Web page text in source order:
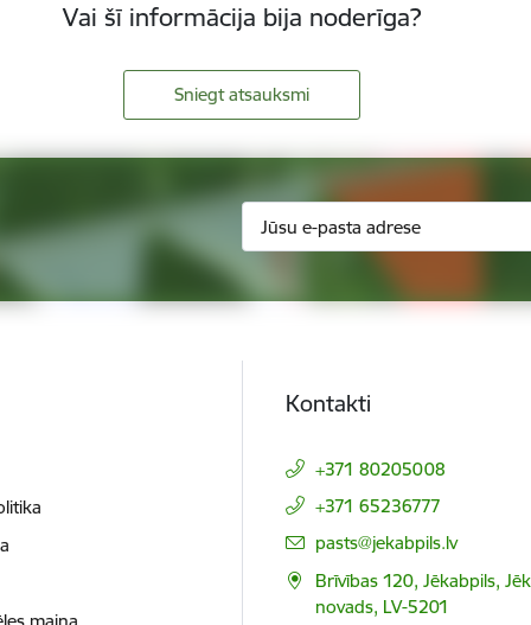
Vai šī informācija bija noderīga?
Sniegt atsauksmi
Kontakti
+371 80205008
+371 65236777
E-pasts:
pasts@jekabpils.lv
Brīvības 120, Jēkabpils,
novads, LV-5201